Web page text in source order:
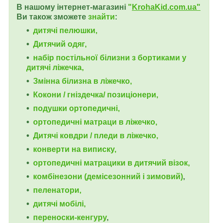
В нашому інтернет-магазині " KrohaKid.com.ua"
Ви також зможете знайти:
дитячі пелюшки,
Дитячий одяг,
набір постільної білизни з бортиками у
дитячі ліжечка,
Змінна білизна в ліжечко,
Кокони / гніздечка/ позиціонери,
подушки ортопедичні,
ортопедичні матраци в ліжечко,
Дитячі ковдри / пледи в ліжечко,
конверти на виписку,
ортопедичні матрацики в дитячий візок,
комбінезони (демісезонний і зимовий),
пеленатори,
дитячі мобілі,
переноски-кенгуру,